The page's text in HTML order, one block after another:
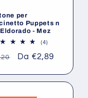
per
Puppets n
- Mez
(4)4
totali
Prezzo
Da €2,89